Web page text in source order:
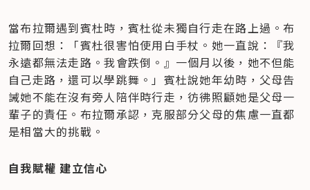
當布拉爾遇到賓杜時，賓杜從未獨自行走在路上過。布
拉爾回想：「賓杜很害怕使用白手杖。她一直說：『我
永遠都無法走路。我會跌倒。』一個月以後，她不但能
自己走路，還可以學跳舞。」賓杜說她年幼時，父母告
誡她不能在沒有旁人陪伴時行走，彷彿照顧她是父母一
輩子的責任。布拉爾承認，克服部分父母的焦慮一直都
是相當大的挑戰。
自我賦權 建立信心